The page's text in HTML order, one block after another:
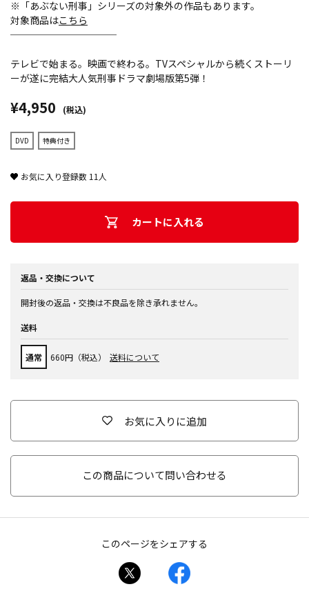
※「あぶない刑事」シリーズの対象外の作品もあります。
対象商品はこちら
───────────
テレビで始まる。映画で終わる。TVスペシャルから続くストーリ
ーが遂に完結大人気刑事ドラマ劇場版第5弾！
¥4,950 (税込)
DVD 特典付き
お気に入り登録数 11 人
カートに入れる
返品・交換について
開封後の返品・交換は不良品を除き承れません。
送料
通常 660円（税込） 送料について
お気に入りに追加
この商品について問い合わせる
このページをシェアする